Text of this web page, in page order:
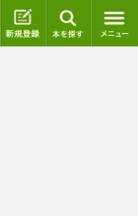
ログイン 新規登録